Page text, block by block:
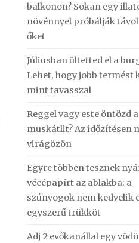
balkonon? Sokan egy
növénnyel próbálják
őket
Júliusban ültetted el a
Lehet, hogy jobb termést
mint tavasszal
Reggel vagy este öntözd a
muskátlit? Az időzítésen
virágözön
Egyre többen tesznek
vécépapírt az ablakba: a
szúnyogok nem kedvelik
egyszerű trükköt
Adj 2 evőkanállal egy